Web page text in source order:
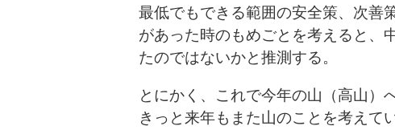
最低でもできる範囲の安全策、次善
があった時のもめごとを考えると、
たのではないかと推測する。
とにかく、これで今年の山（高山）
きっと来年もまた山のことを考えて